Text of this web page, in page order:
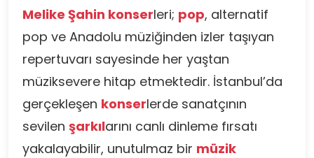
Melike Şahin konserleri; pop, alternatif
pop ve Anadolu müziğinden izler taşıyan
repertuvarı sayesinde her yaştan
müziksevere hitap etmektedir. İstanbul’da
gerçekleşen konserlerde sanatçının
sevilen şarkılarını canlı dinleme fırsatı
yakalayabilir, unutulmaz bir müzik